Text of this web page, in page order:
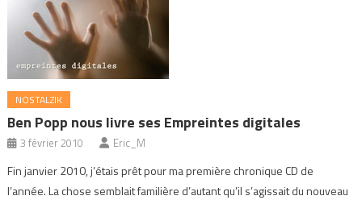
NOSTALZIK
Ben Popp nous livre ses Empreintes digitales
3 février 2010 Eric_M
Fin janvier 2010, j’étais prêt pour ma première chronique CD de
l’année. La chose semblait familière d’autant qu’il s’agissait du nouveau